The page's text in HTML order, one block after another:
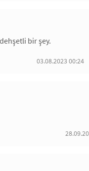
bir şey.
03.08.2023 00:24